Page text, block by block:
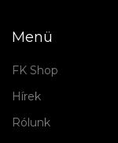
Menü
FK Shop
Hírek
Rólunk